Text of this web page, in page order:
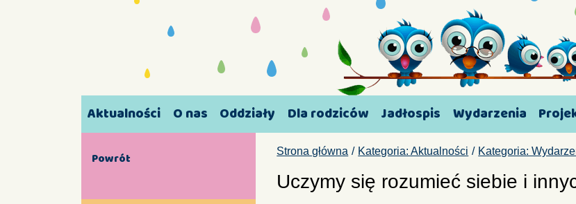
Aktualności O nas Oddziały Dla rodziców Jadłospis Wydarzenia
Strona główna Kategoria: Aktualności Kategoria:
Uczymy się rozumieć siebie i
Powrót